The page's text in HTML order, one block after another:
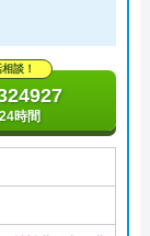
談！
時間